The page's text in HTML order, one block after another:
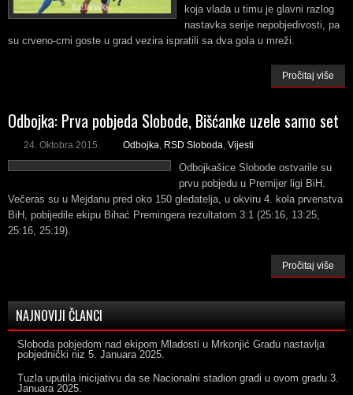
koja vlada u timu je glavni razlog
nastavka serije nepobjedivosti, pa
su crveno-crni goste u grad vezira ispratili sa dva gola u mreži.
Pročitaj više
Odbojka: Prva pobjeda Slobode, Bišćanke uzele samo set
24. Oktobra 2015. Odbojka RSD Sloboda Vijesti
Odbojkašice Slobode ostvarile su
prvu pobjedu u Premijer ligi BiH.
Večeras su u Mejdanu pred oko 150 gledatelja, u okviru 4. kola prvenstva
BiH, pobijedile ekipu Bihać Premingera rezultatom 3:1 (25:16, 13:25,
25:16, 25:19).
Pročitaj više
NAJNOVIJI ČLANCI
Sloboda pobjedom nad ekipom Mladosti u Mrkonjić Gradu nastavlja
pobjednički niz 5. Januara 2025.
Tuzla uputila inicijativu da se Nacionalni stadion gradi u ovom gradu 3.
Januara 2025.